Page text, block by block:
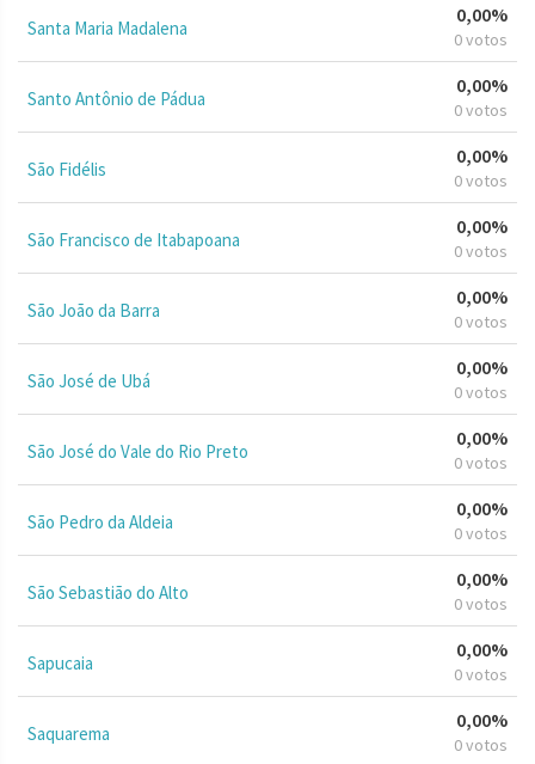
Santa Maria Madalena
0,00%
0 votos
Santo Antônio de Pádua
0,00%
0 votos
São Fidélis
0,00%
0 votos
São Francisco de Itabapoana
0,00%
0 votos
São João da Barra
0,00%
0 votos
São José de Ubá
0,00%
0 votos
São José do Vale do Rio Preto
0,00%
0 votos
São Pedro da Aldeia
0,00%
0 votos
São Sebastião do Alto
0,00%
0 votos
Sapucaia
0,00%
0 votos
Saquarema
0,00%
0 votos